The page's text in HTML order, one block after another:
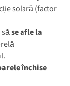
solară (factor
săse afle la
închise